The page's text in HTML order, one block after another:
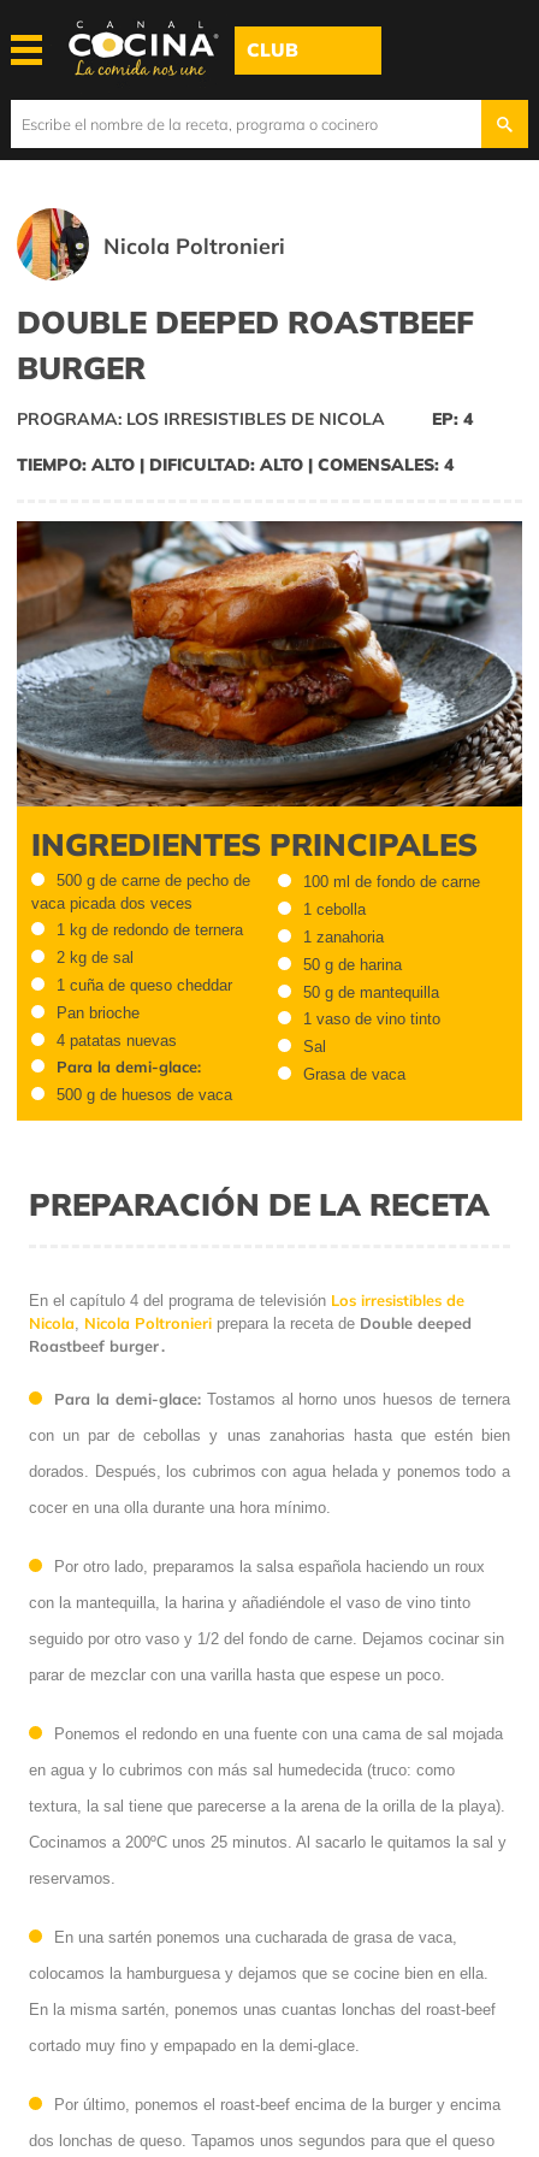
CLUB
Nicola Poltronieri
DOUBLE DEEPED ROASTBEEF
BURGER
PROGRAMA: LOS IRRESISTIBLES DE NICOLA EP: 4
TIEMPO: ALTO | DIFICULTAD: ALTO | COMENSALES: 4
INGREDIENTES PRINCIPALES
500 g de carne de pecho de
vaca picada dos veces
1 kg de redondo de ternera
2 kg de sal
1 cuña de queso cheddar
Pan brioche
4 patatas nuevas
Para la demi-glace:
500 g de huesos de vaca
100 ml de fondo de carne
1 cebolla
1 zanahoria
50 g de harina
50 g de mantequilla
1 vaso de vino tinto
Sal
Grasa de vaca
PREPARACIÓN DE LA RECETA
En el capítulo 4 del programa de televisión Los irresistibles de
Nicola, Nicola Poltronieri prepara la receta de Double deeped
Roastbeef burger .
Para la demi-glace: Tostamos al horno unos huesos de ternera
con un par de cebollas y unas zanahorias hasta que estén bien
dorados. Después, los cubrimos con agua helada y ponemos todo a
cocer en una olla durante una hora mínimo.
Por otro lado, preparamos la salsa española haciendo un roux
con la mantequilla, la harina y añadiéndole el vaso de vino tinto
seguido por otro vaso y 1/2 del fondo de carne. Dejamos cocinar sin
parar de mezclar con una varilla hasta que espese un poco.
Ponemos el redondo en una fuente con una cama de sal mojada
en agua y lo cubrimos con más sal humedecida (truco: como
textura, la sal tiene que parecerse a la arena de la orilla de la playa).
Cocinamos a 200ºC unos 25 minutos. Al sacarlo le quitamos la sal y
reservamos.
En una sartén ponemos una cucharada de grasa de vaca,
colocamos la hamburguesa y dejamos que se cocine bien en ella.
En la misma sartén, ponemos unas cuantas lonchas del roast-beef
cortado muy fino y empapado en la demi-glace.
Por último, ponemos el roast-beef encima de la burger y encima
dos lonchas de queso. Tapamos unos segundos para que el queso